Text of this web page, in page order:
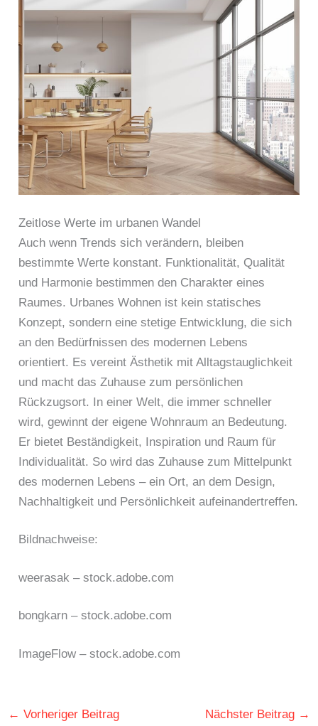
Zeitlose Werte im urbanen Wandel
Auch wenn Trends sich verändern, bleiben
bestimmte Werte konstant. Funktionalität, Qualität
und Harmonie bestimmen den Charakter eines
Raumes. Urbanes Wohnen ist kein statisches
Konzept, sondern eine stetige Entwicklung, die sich
an den Bedürfnissen des modernen Lebens
orientiert. Es vereint Ästhetik mit Alltagstauglichkeit
und macht das Zuhause zum persönlichen
Rückzugsort. In einer Welt, die immer schneller
wird, gewinnt der eigene Wohnraum an Bedeutung.
Er bietet Beständigkeit, Inspiration und Raum für
Individualität. So wird das Zuhause zum Mittelpunkt
des modernen Lebens – ein Ort, an dem Design,
Nachhaltigkeit und Persönlichkeit aufeinandertreffen.
Bildnachweise:
weerasak – stock.adobe.com
bongkarn – stock.adobe.com
ImageFlow– stock.adobe.com
← Vorheriger Beitrag Nächster Beitrag →